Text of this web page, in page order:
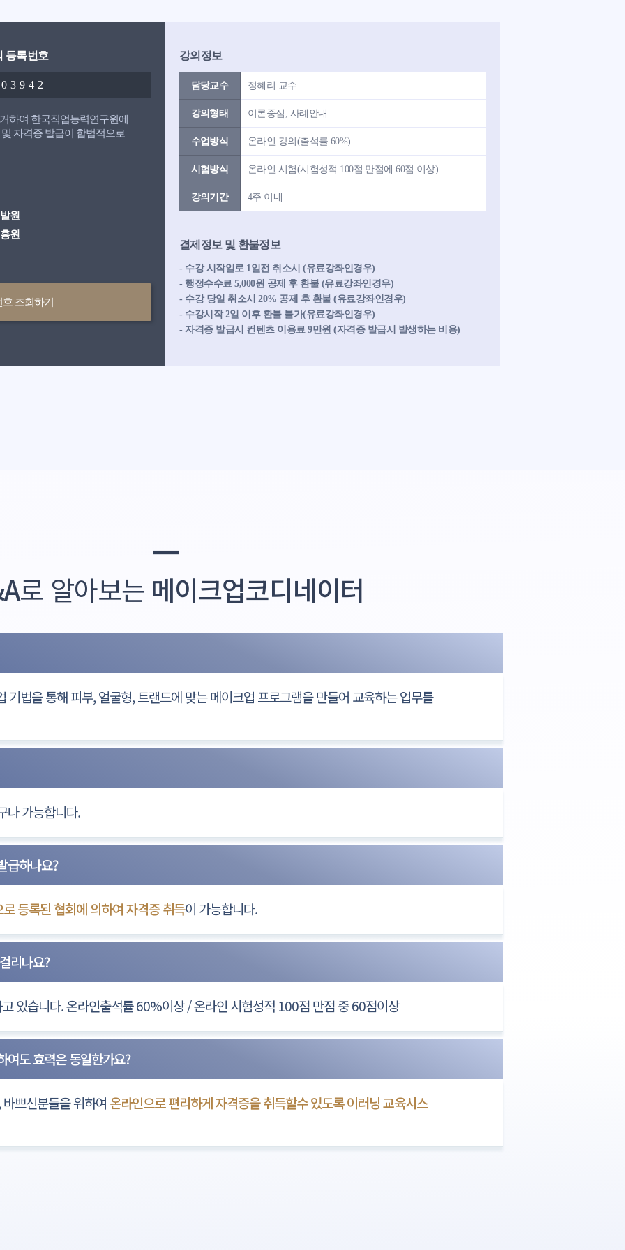
등록번호
하여 한국직업능력연구원에
자격증 발급이 합법적으로
원
원
조회하기
강의정보
담당교수 정혜리 교수
강의형태 이론중심, 사례안내
수업방식 온라인 강의(출석률 60%)
시험방식 온라인 시험(시험성적 100점 만점에 60점 이상)
강의기간 4주 이내
결제정보 및 환불정보
- 수강 시작일로 1일전 취소시 (유료강좌인경우)
- 행정수수료 5,000원 공제 후 환불 (유료강좌인경우)
- 수강 당일 취소시 20% 공제 후 환불 (유료강좌인경우)
- 수강시작 2일 이후 환불 불가(유료강좌인경우)
- 자격증 발급시 컨텐츠 이용료 9만원 (자격증 발급시 발생하는 비용)
━
로 알아보는 메이크업코디네이터
기법을 통해 피부, 얼굴형, 트랜드에 맞는 메이크업 프로그램을 만들어 교육하는 업무를
나 가능합니다.
급하나요?
등록된 협회에 의하여 자격증 취득이 가능합니다.
리나요?
있습니다. 온라인출석률 60%이상 / 온라인 시험성적 100점 만점 중 60점이상
여도 효력은 동일한가요?
쁘신분들을 위하여 온라인으로 편리하게 자격증을 취득할수 있도록 이러닝 교육시스